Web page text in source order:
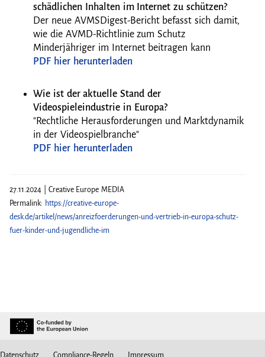
schädlichen Inhalten im Internet zu schützen?
Der neue AVMSDigest-Bericht befasst sich damit,
wie die AVMD-Richtlinie zum Schutz
Minderjähriger im Internet beitragen kann
PDF hier herunterladen
Wie ist der aktuelle Stand der
Videospieleindustrie in Europa?
"Rechtliche Herausforderungen und Marktdynamik
in der Videospielbranche"
PDF hier herunterladen
27.11.2024 | Creative Europe MEDIA
Permalink: https://creative-europe-
desk.de/artikel/news/anreizfoerderungen-und-vertrieb-in-europa-schutz-
fuer-kinder-und-jugendliche-im